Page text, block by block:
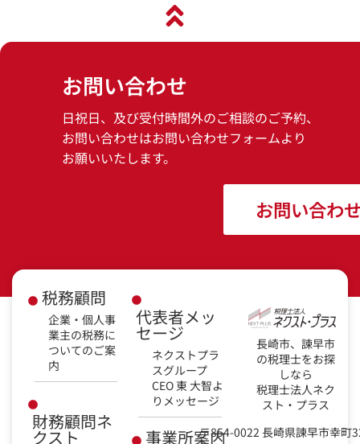
お問い合わせ
日祝日、及び受付時間外のご相談のご予約、
お問い合わせはお問い合わせフォームより
お願いいたします。
お問い合わ
税務顧問
企業・個人事
業主の税務に
ついてのご案
内
財務顧問ネ
クスト
代表者メッ
セージ
ネクストプラ
スグループ
CEO 東 大智よ
りメッセージ
事業所案内
長崎市、諫早市
の税理士をお探
しなら
税理士法人ネク
スト・プラス
〒854-0022 長崎県諫早市幸町